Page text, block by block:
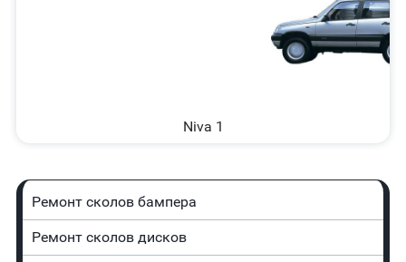
Niva 1
Ремонт сколов бампера
Ремонт сколов дисков